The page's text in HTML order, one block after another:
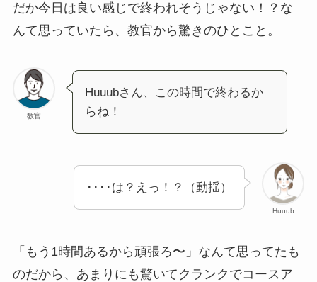
だか今日は良い感じで終われそうじゃない！？な
んて思っていたら、教官から驚きのひとこと。
教官
Huuubさん、この時間で終わるか
らね！
Huuub
････は？えっ！？（動揺）
「もう1時間あるから頑張ろ〜」なんて思ってたも
のだから、あまりにも驚いてクランクでコースア